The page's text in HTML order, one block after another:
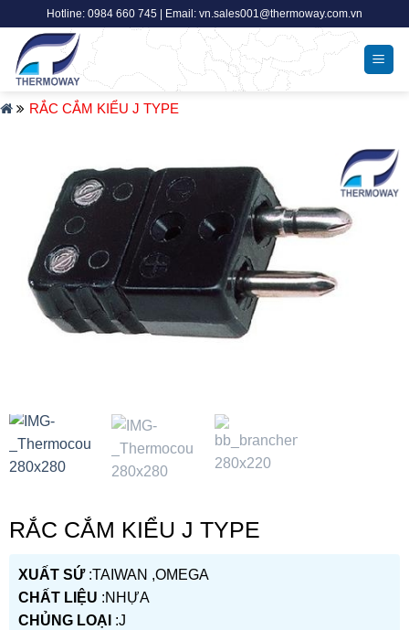
content
Hotline: 0984 660 745 | Email: vn.sales001@thermoway.com.vn
RẮC CẮM KIỂU J TYPE
RẮC CẮM KIỂU J TYPE
XUẤT SỨ:TAIWAN ,OMEGA
CHẤT LIỆU :NHỰA
CHỦNG LOẠI :J